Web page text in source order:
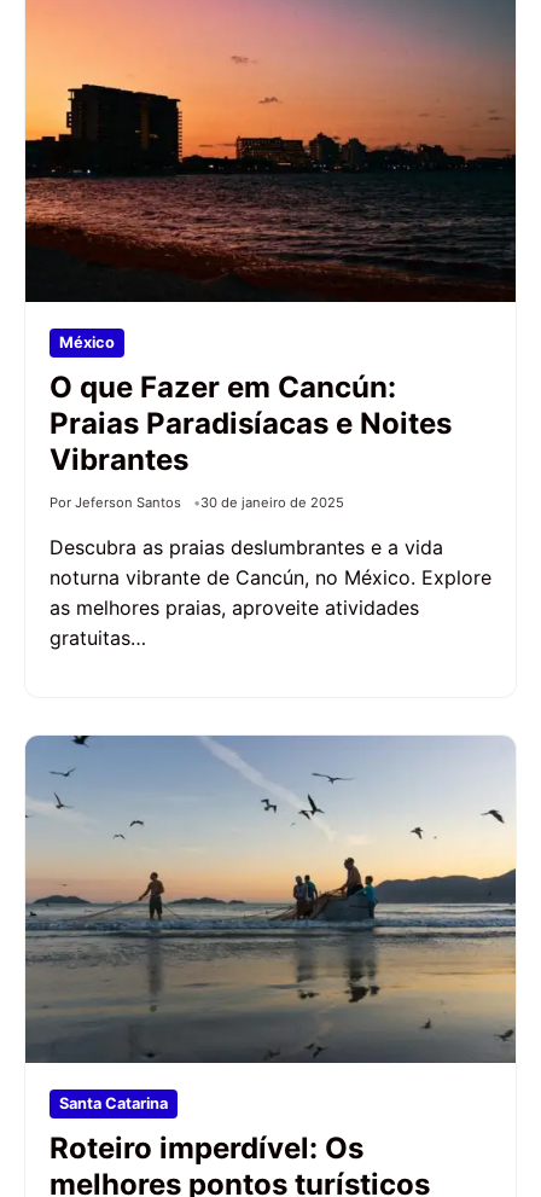
México
O que Fazer em Cancún:
Praias Paradisíacas e Noites
Vibrantes
Por Jeferson Santos 30 de janeiro de 2025
Descubra as praias deslumbrantes e a vida
noturna vibrante de Cancún, no México. Explore
as melhores praias, aproveite atividades
gratuitas…
Santa Catarina
Roteiro imperdível: Os
melhores pontos turísticos